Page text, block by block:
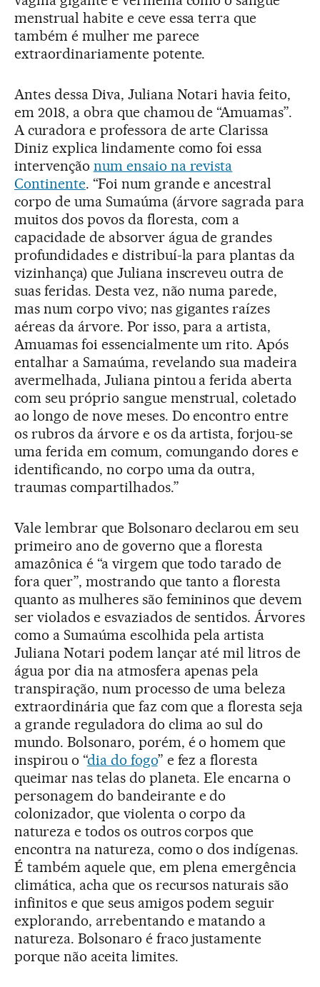
menstrual habite e ceve essa terra que
também é mulher me parece
extraordinariamente potente.
Antes dessa Diva, Juliana Notari havia feito,
em 2018, a obra que chamou de “Amuamas”.
A curadora e professora de arte Clarissa
Diniz explica lindamente como foi essa
intervenção num ensaio na revista
Continente. “Foi num grande e ancestral
corpo de uma Sumaúma (árvore sagrada para
muitos dos povos da floresta, com a
capacidade de absorver água de grandes
profundidades e distribuí-la para plantas da
vizinhança) que Juliana inscreveu outra de
suas feridas. Desta vez, não numa parede,
mas num corpo vivo; nas gigantes raízes
aéreas da árvore. Por isso, para a artista,
Amuamas foi essencialmente um rito. Após
entalhar a Samaúma, revelando sua madeira
avermelhada, Juliana pintou a ferida aberta
com seu próprio sangue menstrual, coletado
ao longo de nove meses. Do encontro entre
os rubros da árvore e os da artista, forjou-se
uma ferida em comum, comungando dores e
identificando, no corpo uma da outra,
traumas compartilhados.”
Vale lembrar que Bolsonaro declarou em seu
primeiro ano de governo que a floresta
amazônica é “a virgem que todo tarado de
fora quer”, mostrando que tanto a floresta
quanto as mulheres são femininos que devem
ser violados e esvaziados de sentidos. Árvores
como a Sumaúma escolhida pela artista
Juliana Notari podem lançar até mil litros de
água por dia na atmosfera apenas pela
transpiração, num processo de uma beleza
extraordinária que faz com que a floresta seja
a grande reguladora do clima ao sul do
mundo. Bolsonaro, porém, é o homem que
inspirou o “dia do fogo” e fez a floresta
queimar nas telas do planeta. Ele encarna o
personagem do bandeirante e do
colonizador, que violenta o corpo da
natureza e todos os outros corpos que
encontra na natureza, como o dos indígenas.
É também aquele que, em plena emergência
climática, acha que os recursos naturais são
infinitos e que seus amigos podem seguir
explorando, arrebentando e matando a
natureza. Bolsonaro é fraco justamente
porque não aceita limites.